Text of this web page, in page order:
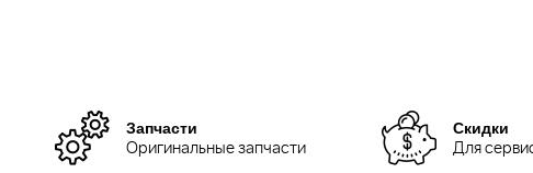
Запчасти
Оригинальные запчасти
Скидки
Для